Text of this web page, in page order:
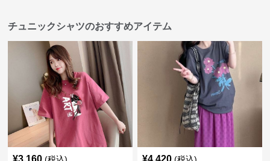
チュニックシャツのおすすめアイテム
¥3,160 ¥4,420